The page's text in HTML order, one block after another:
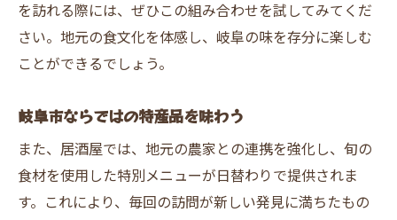
を訪れる際には、ぜひこの組み合わせを試してみてくだ
さい。地元の食文化を体感し、岐阜の味を存分に楽しむ
ことができるでしょう。
岐阜市ならではの特産品を味わう
また、居酒屋では、地元の農家との連携を強化し、旬の
食材を使用した特別メニューが日替わりで提供されま
す。これにより、毎回の訪問が新しい発見に満ちたもの